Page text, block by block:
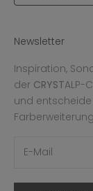
Newsletter
Inspiration,
der CRYSTALP-
und